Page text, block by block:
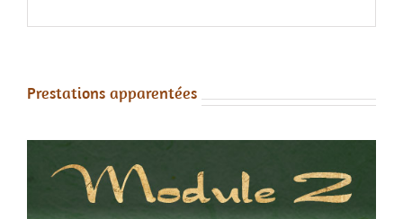
Prestations apparentées